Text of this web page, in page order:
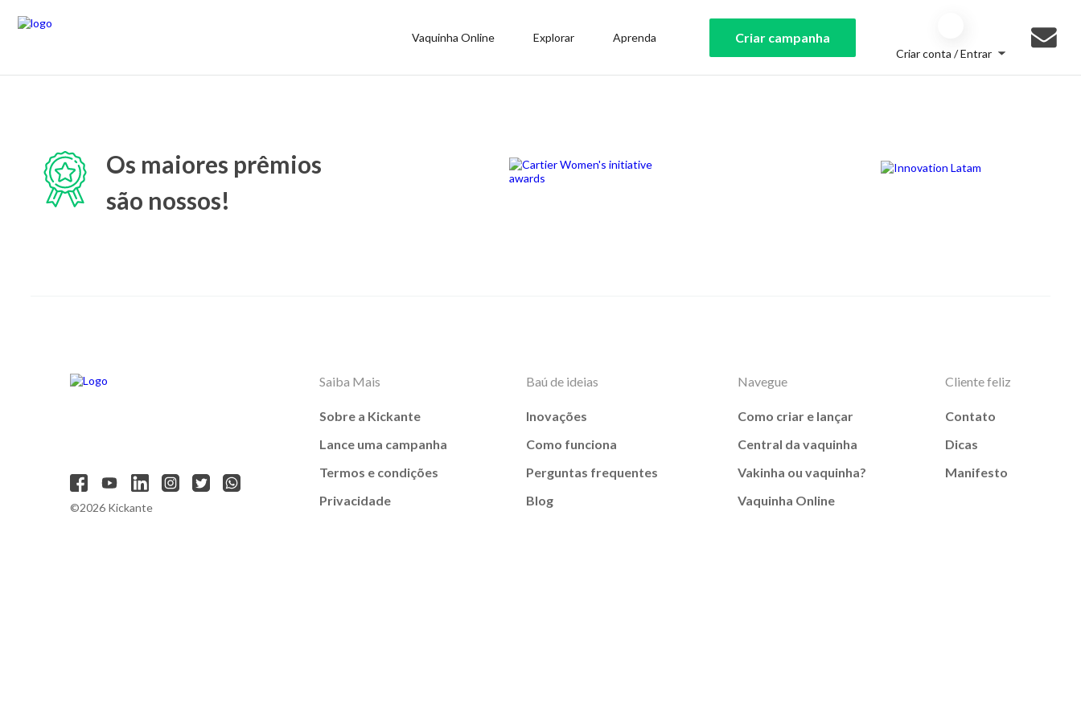
Vaquinha Online Explorar Aprenda Criar campanha
Criar conta / Entrar
Os maiores prêmios
são nossos!
©2026 Kickante
Saiba Mais
Sobre a Kickante
Lance uma campanha
Termos e condições
Privacidade
Baú de ideias
Inovações
Como funciona
Perguntas frequentes
Blog
Navegue
Como criar e lançar
Central da vaquinha
Vakinha ou vaquinha?
Vaquinha Online
Cliente feliz
Contato
Dicas
Manifesto